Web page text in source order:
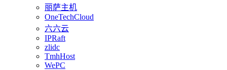
丽萨主机
OneTechCloud
六六云
IPRaft
zlidc
TmhHost
WePC